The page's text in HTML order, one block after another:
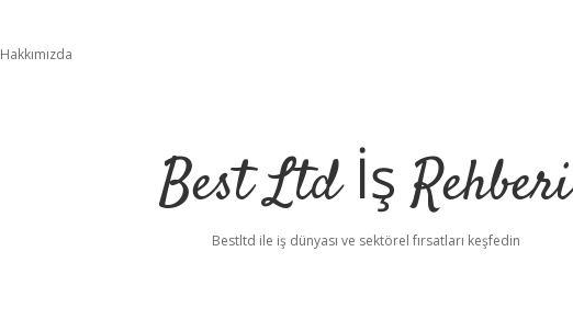
Hakkımızda
Best Ltd İş Rehberi
Bestltd ile iş dünyası ve sektörel fırsatları keşfedin